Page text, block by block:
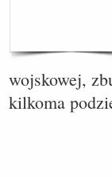
wojskowej,
kilkoma